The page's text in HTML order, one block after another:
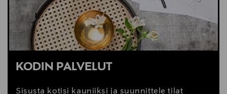
KODIN PALVELUT
Sisusta kotisi kauniiksi ja suunnittele tilat